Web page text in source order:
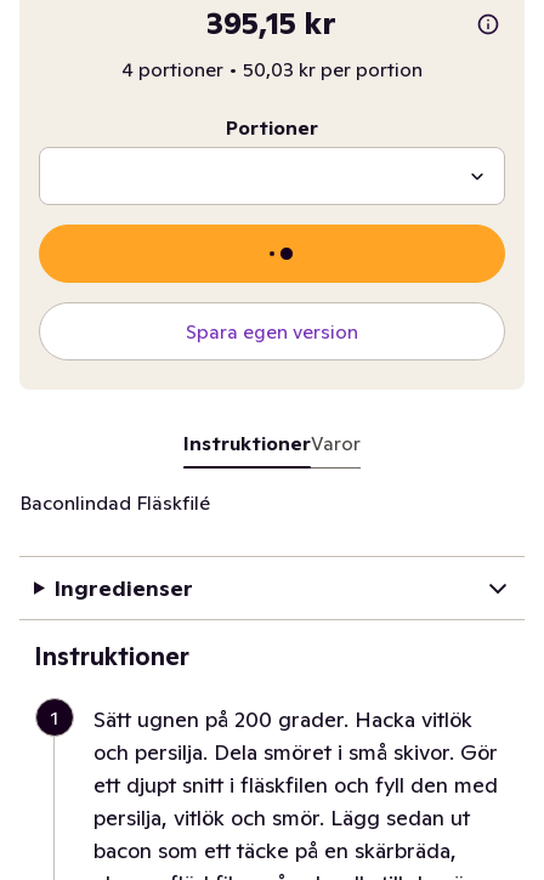
395,15 kr
4 portioner • 50,03 kr per portion
Portioner
Spara egen version
InstruktionerVaror
Baconlindad Fläskfilé
Ingredienser
Instruktioner
1
Sätt ugnen på 200 grader. Hacka vitlök
och persilja. Dela smöret i små skivor. Gör
ett djupt snitt i fläskfilen och fyll den med
persilja, vitlök och smör. Lägg sedan ut
bacon som ett täcke på en skärbräda,